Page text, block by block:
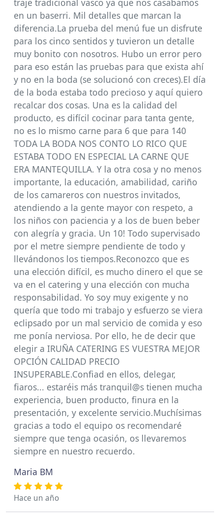
traje tradicional vasco ya que nos casabamos
en un baserri. Mil detalles que marcan la
diferencia.La prueba del menú fue un disfrute
para los cinco sentidos y tuvieron un detalle
muy bonito con nosotros. Hubo un error pero
para eso están las pruebas para que exista ahí
y no en la boda (se solucionó con creces).El día
de la boda estaba todo precioso y aquí quiero
recalcar dos cosas. Una es la calidad del
producto, es difícil cocinar para tanta gente,
no es lo mismo carne para 6 que para 140
TODA LA BODA NOS CONTO LO RICO QUE
ESTABA TODO EN ESPECIAL LA CARNE QUE
ERA MANTEQUILLA. Y la otra cosa y no menos
importante, la educación, amabilidad, cariño
de los camareros con nuestros invitados,
atendiendo a la gente mayor con respeto, a
los niños con paciencia y a los de buen beber
con alegría y gracia. Un 10! Todo supervisado
por el metre siempre pendiente de todo y
llevándonos los tiempos.Reconozco que es
una elección difícil, es mucho dinero el que se
va en el catering y una elección con mucha
responsabilidad. Yo soy muy exigente y no
quería que todo mi trabajo y esfuerzo se viera
eclipsado por un mal servicio de comida y eso
me ponía nerviosa. Por ello, he de decir que
elegir a IRUÑA CATERING ES VUESTRA MEJOR
OPCIÓN CALIDAD PRECIO
INSUPERABLE.Confiad en ellos, delegar,
fiaros... estaréis más tranquil@s tienen mucha
experiencia, buen producto, finura en la
presentación, y excelente servicio.Muchísimas
gracias a todo el equipo os recomendaré
siempre que tenga ocasión, os llevaremos
siempre en nuestro recuerdo.
Maria BM
Hace un año